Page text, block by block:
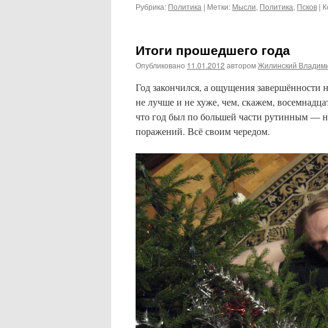
Рубрика: Политика | Метки: Мысли, Политика, Псков |
Итоги прошедшего года
Опубликовано 11.01.2012 авторомЖилинский
Год закончился, а ощущения завершённости
не лучше и не хуже, чем, скажем,
что год был по большей части рутинным —
поражений. Всё своим чередом.